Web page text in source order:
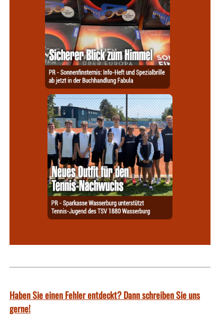
Haben Sie einen Fehler entdeckt? Dann schreiben Sie uns
gerne!